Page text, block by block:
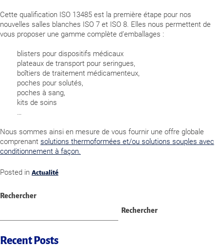
Cette qualification ISO 13485 est la première étape pour nos
nouvelles salles blanches ISO 7 et ISO 8. Elles nous permettent de
vous proposer une gamme complète d’emballages :
blisters pour dispositifs médicaux
plateaux de transport pour seringues,
boîtiers de traitement médicamenteux,
poches pour solutés,
poches à sang,
kits de soins
…
Nous sommes ainsi en mesure de vous fournir une offre globale
comprenant solutions thermoformées et/ou solutions souples avec
conditionnement à façon.
Posted in Actualité
Rechercher
Rechercher
Recent Posts